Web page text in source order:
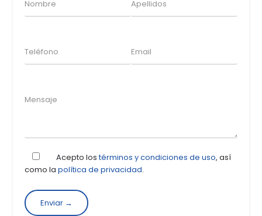
Acepto lostérminos y condiciones de uso, así
como lapolítica de privacidad.